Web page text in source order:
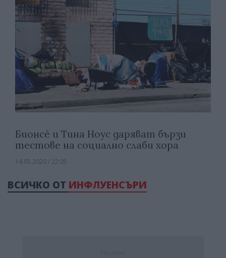
Бионсѐ и Тина Ноус даряват бързи
тестове на социално слаби хора
14.05.2020 / 22:05
ВСИЧКО ОТ ИНФЛУЕНСЪРИ